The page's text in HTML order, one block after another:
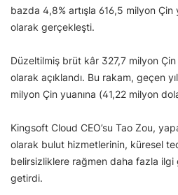
bazda 4,8% artışla 616,5 milyon
olarak gerçekleşti.
Düzeltilmiş brüt kâr 327,7 milyon
olarak açıklandı. Bu rakam, geçen
milyon Çin yuanına (41,22 milyon
Kingsoft Cloud CEO’su Tao Zou,
olarak bulut hizmetlerinin, küresel
belirsizliklere rağmen daha fazla ilgi
getirdi.